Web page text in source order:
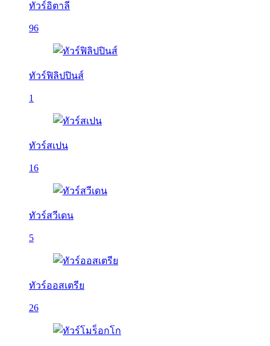
ทัวร์อิตาลี
96
ทัวร์ฟิลิปปินส์
1
ทัวร์สเปน
16
ทัวร์สวีเดน
5
ทัวร์ออสเตรีย
26